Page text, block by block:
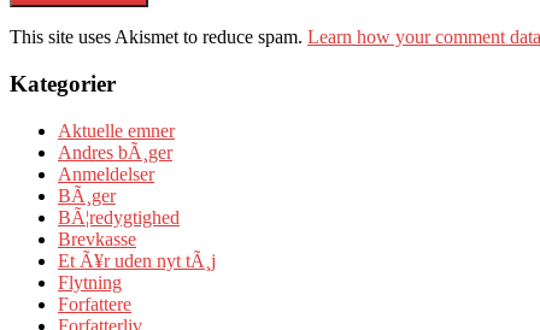
This site uses Akismet to reduce spam. Learn how your comment
Kategorier
Aktuelle emner
Andres bÃ¸ger
Anmeldelser
BÃ¸ger
BÃ¦redygtighed
Brevkasse
Et Ã¥r uden nyt tÃ¸j
Flytning
Forfattere
Forfatterliv